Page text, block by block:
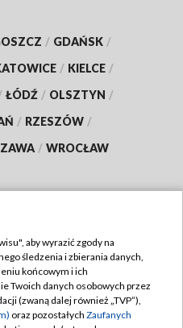
/ GDAŃSK /
/ KIELCE /
ŁÓDŹ / OLSZTYN /
/ RZESZÓW /
/ WROCŁAW
TVP
aby wyrazić zgody na
śledzenia i zbierania danych,
końcowym i ich
Twoich danych osobowych przez
(zwaną dalej również „TVP”),
oraz pozostałych Zaufanych